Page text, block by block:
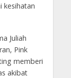
kesihatan
Juliah
Pink
memberi
akibat